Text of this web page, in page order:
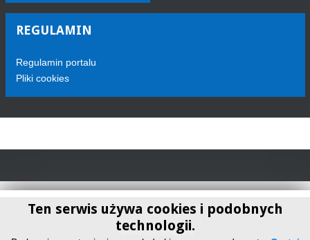
REGULAMIN
Regulamin portalu
Pliki cookies
Ten serwis używa cookies i podobnych
technologii.
Telewizja Sokółka